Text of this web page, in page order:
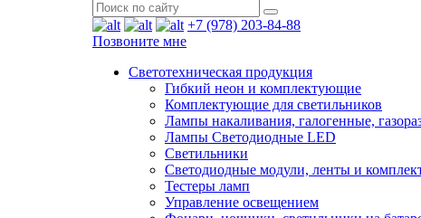
+7 (978) 203-84-88
Позвоните мне
Светотехническая продукция
Гибкий неон и комплектующие
Комплектующие для светильников
Лампы накаливания, галогенные,
Лампы Светодиодные LED
Светильники
Светодиодные модули, ленты и
Тестеры ламп
Управление освещением